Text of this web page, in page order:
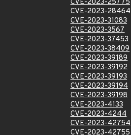
CVE-2023-25775
CVE-2023-28464
CVE-2023-31083
CVE-2023-3567
CVE-2023-37453
CVE-2023-38409
CVE-2023-39189
CVE-2023-39192
CVE-2023-39193
CVE-2023-39194
CVE-2023-39198
CVE-2023-4133
CVE-2023-4244
CVE-2023-42754
CVE-2023-42755